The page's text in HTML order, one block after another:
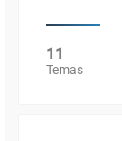
11
Temas